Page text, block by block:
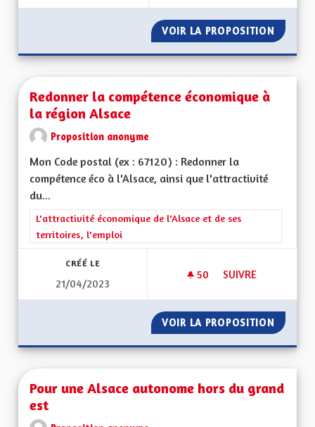
VOIR LA PROPOSITION
Redonner la compétence économique à
la région Alsace
Proposition anonyme
Mon Code postal (ex : 67120) : Redonner la
compétence éco à l'Alsace, ainsi que l'attractivité
du...
Filtrer les résultats de la catégorie : L'attractivité
L'attractivité économique de l'Alsace et de ses
territoires, l'emploi
CRÉÉ LE
21/04/2023
50 50 ABONNÉS
SUIVRE
VOIR LA PROPOSITION
Pour une Alsace autonome hors du grand
est